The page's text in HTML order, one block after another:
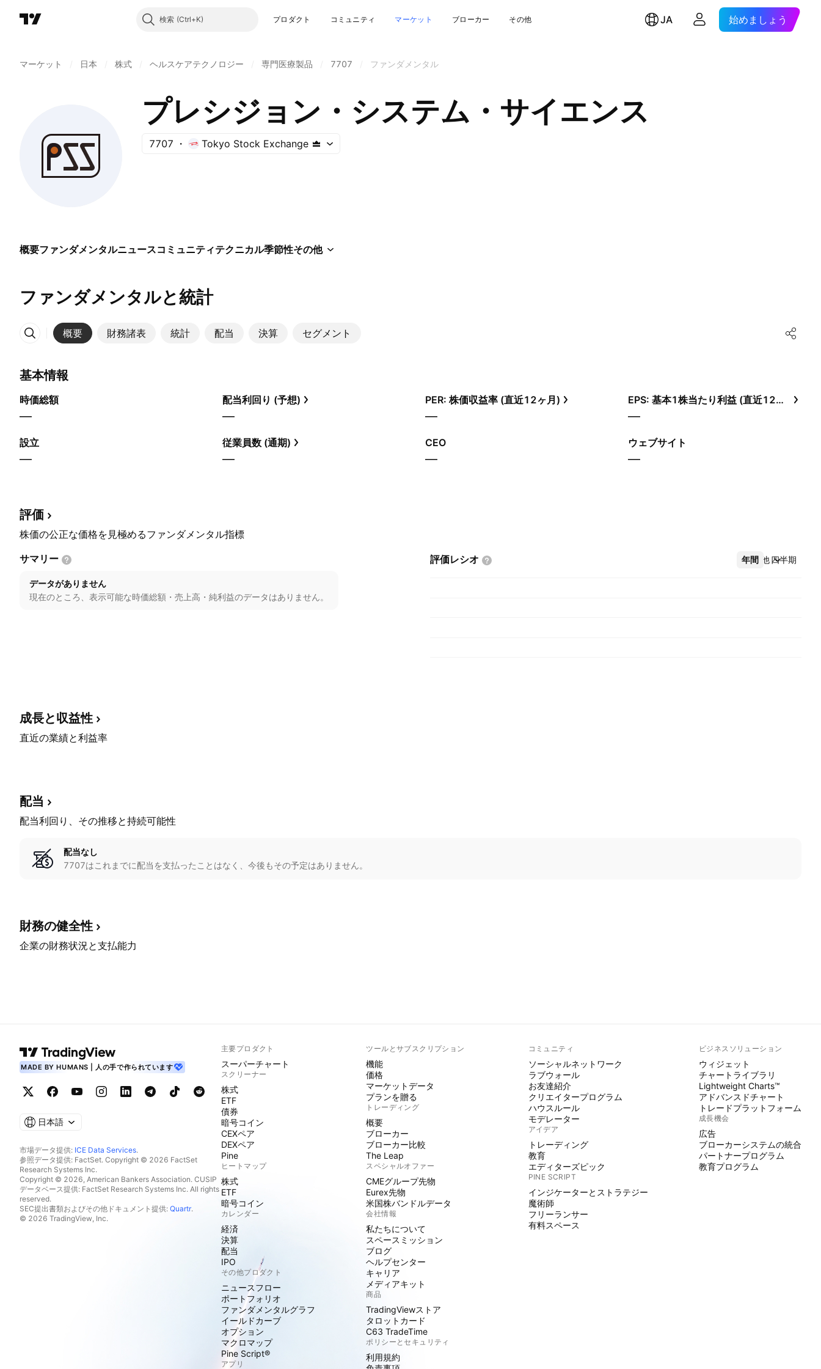
検索 プロダクト コミュニティ マーケット ブローカー その他 JA 始めましょう
マーケット 日本 株式 ヘルスケアテクノロジー 専門医療製品 7707 ファンダメンタル
プレシジョン・システム・サイエンス
7707 Tokyo Stock Exchange
概要ファンダメンタルニュースコミュニティテクニカル季節性その他
ファンダメンタルと統計
概要 財務諸表 統計 配当 決算 セグメント
その他
基本情報
時価総額
—
配当利回り (予想)
—
PER: 株価収益率 (直近12ヶ月)
—
EPS: 基本1株当たり利益 (直近12ヶ月)
—
設立
—
従業員数 (通期)
—
CEO
—
ウェブサイト
—
評価
株価の公正な価格を見極めるファンダメンタル指標
サマリー
データがありません
現在のところ、表示可能な時価総額・売上高・純利益のデータはありません。
評価レシオ 年間 四半期
その他
成長と収益性
直近の業績と利益率
配当
配当利回り、その推移と持続可能性
配当なし
7707はこれまでに配当を支払ったことはなく、今後もその予定はありません。
財務の健全性
企業の財務状況と支払能力
MADE BY HUMANS | 人の手で作られています
日本語
市場データ提供: ICE Data Services.
参照データ提供: FactSet. Copyright © 2026 FactSet
Research Systems Inc.
Copyright © 2026, American Bankers Association. CUSIP
データベース提供: FactSet Research Systems Inc. All rights
reserved.
SEC提出書類およびその他ドキュメント提供: Quartr.
© 2026 TradingView, Inc.
主要プロダクト
スーパーチャート
スクリーナー
株式
ETF
債券
暗号コイン
CEXペア
DEXペア
Pine
ヒートマップ
株式
ETF
暗号コイン
カレンダー
経済
決算
配当
IPO
その他プロダクト
ニュースフロー
ポートフォリオ
ファンダメンタルグラフ
イールドカーブ
オプション
マクロマップ
Pine Script®
アプリ
ツールとサブスクリプション
機能
価格
マーケットデータ
プランを贈る
トレーディング
概要
ブローカー
ブローカー比較
The Leap
スペシャルオファー
CMEグループ先物
Eurex先物
米国株バンドルデータ
会社情報
私たちについて
スペースミッション
ブログ
ヘルプセンター
キャリア
メディアキット
商品
TradingViewストア
タロットカード
C63 TradeTime
ポリシーとセキュリティ
利用規約
コミュニティ
ソーシャルネットワーク
ラブウォール
お友達紹介
クリエイタープログラム
ハウスルール
モデレーター
アイデア
トレーディング
教育
エディターズピック
PINE SCRIPT
インジケーターとストラテジー
魔術師
フリーランサー
有料スペース
ビジネスソリューション
ウィジェット
チャートライブラリ
Lightweight Charts™
アドバンスドチャート
トレードプラットフォーム
成長機会
広告
ブローカーシステムの統合
パートナープログラム
教育プログラム